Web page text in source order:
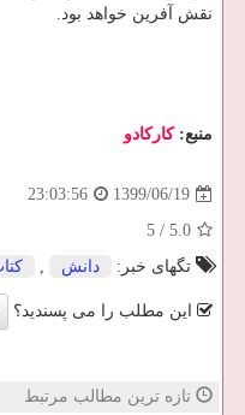
نقش آفرین خواهد بود.
منبع:كاركادو
1399/06/19
23:03:56
5.0
/
5
تگهای خبر:
دانش ,
این مطلب را می پسندید؟
تازه ترین مطالب مرتبط